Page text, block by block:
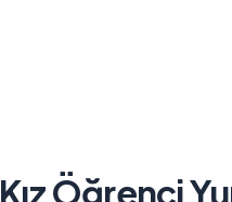
Öğrenci